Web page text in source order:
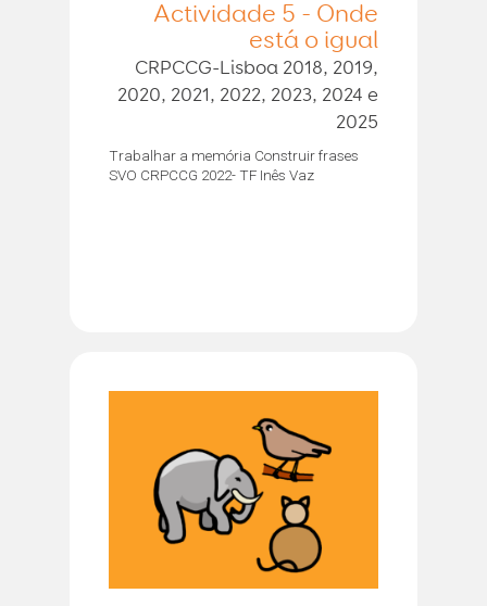
Actividade 5 - Onde
está o igual
CRPCCG-Lisboa 2018, 2019,
2020, 2021, 2022, 2023, 2024 e
2025
Trabalhar a memória Construir frases
SVO CRPCCG 2022- TF Inês Vaz